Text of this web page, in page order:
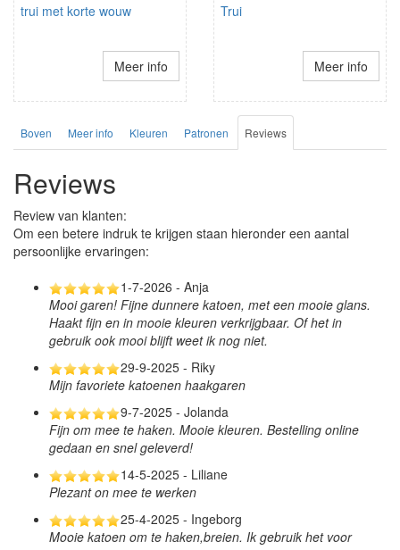
trui met korte wouw
Meer info
Trui
Meer info
Boven Meer info Kleuren Patronen Reviews
Reviews
Review van klanten:
Om een betere indruk te krijgen staan hieronder een aantal
persoonlijke ervaringen:
1-7-2026 - Anja
Mooi garen! Fijne dunnere katoen, met een mooie glans.
Haakt fijn en in mooie kleuren verkrijgbaar. Of het in
gebruik ook mooi blijft weet ik nog niet.
29-9-2025 - Riky
Mijn favoriete katoenen haakgaren
9-7-2025 - Jolanda
Fijn om mee te haken. Mooie kleuren. Bestelling online
gedaan en snel geleverd!
14-5-2025 - Liliane
Plezant on mee te werken
25-4-2025 - Ingeborg
Mooie katoen om te haken,breien. Ik gebruik het voor